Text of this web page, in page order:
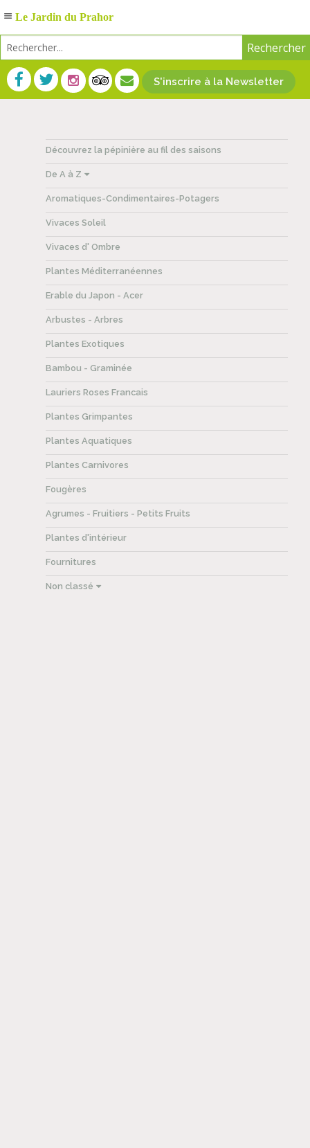
S'inscrire à la Newsletter
Découvrez la pépinière au fil des saisons
De A à Z
Aromatiques-Condimentaires-Potagers
Vivaces Soleil
Vivaces d' Ombre
Plantes Méditerranéennes
Erable du Japon - Acer
Arbustes - Arbres
Plantes Exotiques
Bambou - Graminée
Lauriers Roses Francais
Plantes Grimpantes
Plantes Aquatiques
Plantes Carnivores
Fougères
Agrumes - Fruitiers - Petits Fruits
Plantes d'intérieur
Fournitures
Non classé
Le Jardin du Prahor